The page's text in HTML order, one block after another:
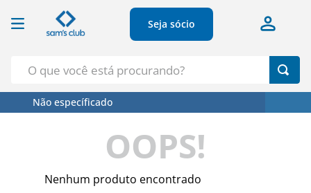
Seja sócio
Não específicado
OOPS!
Nenhum produto encontrado
Termos Mais Buscados
º Azeite